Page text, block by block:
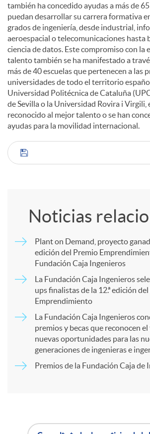
d
o
s
también ha concedido ayudas a más de
puedan desarrollar su carrera formativa
grados de ingeniería, desde industrial,
aeroespacial o telecomunicaciones hasta
ciencia de datos. Este compromiso con la
talento también se ha manifestado a
más de 40 escuelas que pertenecen a las
universidades de todo el territorio
Universidad Politécnica de Cataluña
de Sevilla o la Universidad Rovira i Virgili,
reconocido al mejor talento o se han
ayudas para la movilidad internacional.
C
r
Noticias
Plant on Demand, proyecto
edición del Premio
Fundación Caja Ingenieros
La Fundación Caja Ingenieros
ups finalistas de la 12.ª edición
Emprendimiento
La Fundación Caja Ingenieros
premios y becas que reconocen
nuevas oportunidades para las
generaciones de ingenieras e
Premios de la Fundación Caja de